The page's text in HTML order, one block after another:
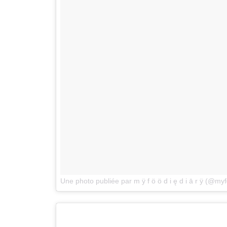
Une photo publiée par m ÿ f ö ö d i ę d i ā r ÿ